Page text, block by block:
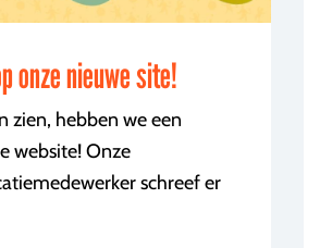
onze nieuwe site!
zien, hebben we een
website! Onze
schreef er